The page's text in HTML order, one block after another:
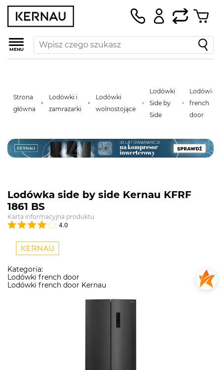
MENU
Strona
główna
Lodówki i
zamrażarki
Lodówki
wolnostojące
Lodówki
Side by
Side
Lodówki
french
door
Lodówka side by side Kernau KFRF
1861 BS
Karta informacyjna produktu
4.0
Kategoria:
Lodówki french door
Lodówki french door Kernau